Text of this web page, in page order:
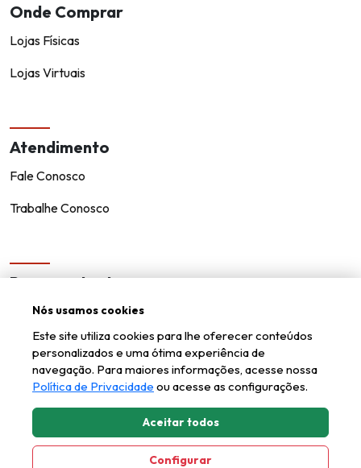
Onde Comprar
Lojas Físicas
Lojas Virtuais
Atendimento
Fale Conosco
Trabalhe Conosco
Representantes
Encontre um representante!
Seja um representante
Kappesberg © todos os direitos reservados.
Desenvolvido por
Axysweb
Nós usamos cookies
Este site utiliza cookies para lhe oferecer conteúdos
personalizados e uma ótima experiência de
navegação. Para maiores informações, acesse nossa
Política de Privacidade ou acesse as configurações.
Aceitar todos
Configurar